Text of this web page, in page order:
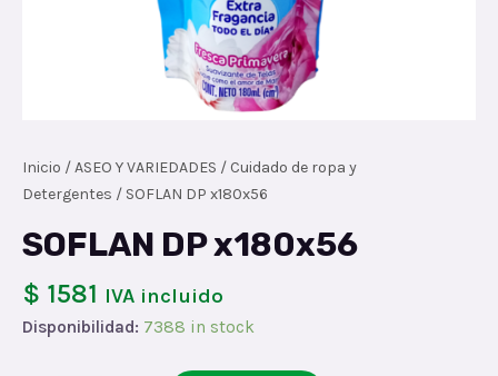
Inicio /ASEO Y VARIEDADES / Cuidado de ropa y
Detergentes / SOFLAN DP x180x56
SOFLAN DP x180x56
$ 1581 IVA incluido
Disponibilidad: 7388 in stock